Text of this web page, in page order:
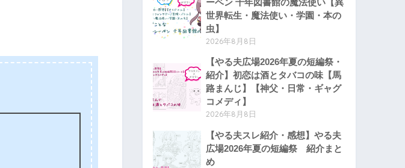
ーベン 千年図書館の魔法使い【異
世界転生・魔法使い・学園・本の
虫】
2026年8月8日
【やる夫広場2026年夏の短編祭・
紹介】初恋は酒とタバコの味【馬
路まんじ】【神父・日常・ギャグ
コメディ】
2026年8月8日
【やる夫スレ紹介・感想】やる夫
広場2026年夏の短編祭 紹介まと
め